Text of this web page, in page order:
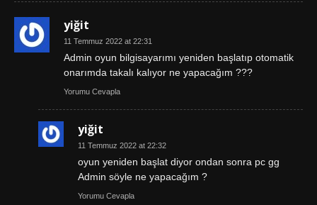
yiğit
11 Temmuz 2022 at 22:31
Admin oyun bilgisayarımı yeniden başlatıp otomatik
onarımda takalı kalıyor ne yapacağım ???
Yorumu Cevapla
yiğit
11 Temmuz 2022 at 22:32
oyun yeniden başlat diyor ondan sonra pc gg
Admin söyle ne yapacağım ?
Yorumu Cevapla